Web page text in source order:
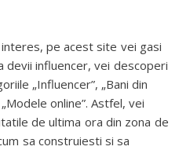
pe acest site vei gasi
devii influencer, vei descoperi
„Influencer”, „Bani din
online”. Astfel, vei
de ultima ora din zona de
sa construiesti si sa